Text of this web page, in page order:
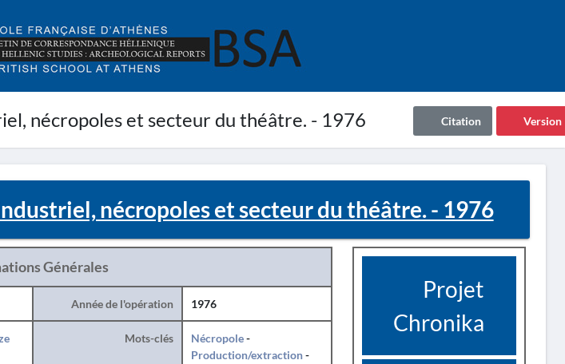
nécropoles et secteur du théâtre. - 1976 Version
Citation
nécropoles et secteur du théâtre. - 1976
Générales
Année de l'opération 1976
Mots-clés Nécropole-
Production/extraction-
Projet
Chronika